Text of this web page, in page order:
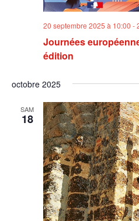
Journées
édition
20 septembre 2025 à 10:00 -
octobre 2025
SAM
18